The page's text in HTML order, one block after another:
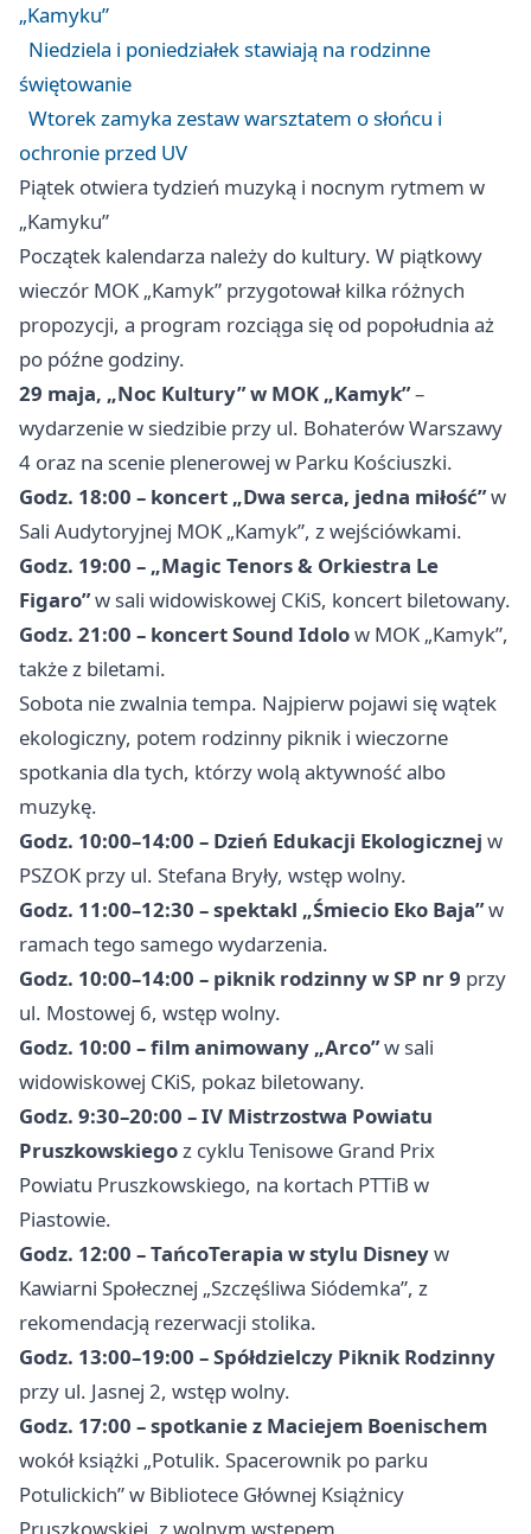
„Kamyku”
Niedziela i poniedziałek stawiają na rodzinne
świętowanie
Wtorek zamyka zestaw warsztatem o słońcu i
ochronie przed UV
Piątek otwiera tydzień muzyką i nocnym rytmem w
„Kamyku”
Początek kalendarza należy do kultury. W piątkowy
wieczór MOK „Kamyk” przygotował kilka różnych
propozycji, a program rozciąga się od popołudnia aż
po późne godziny.
29 maja, „Noc Kultury” w MOK „Kamyk”–
wydarzenie w siedzibie przy ul. BohaterówWarszawy
4 oraz na scenie plenerowej w Parku Kościuszki.
Godz. 18:00 – koncert „Dwa serca, jedna miłość”w
Sali Audytoryjnej MOK „Kamyk”, z wejściówkami.
Godz. 19:00 – „Magic Tenors & Orkiestra Le
Figaro”w sali widowiskowej CKiS, koncert biletowany.
Godz. 21:00 – koncert Sound Idolow MOK „Kamyk”,
także z biletami.
Sobota nie zwalnia tempa. Najpierw pojawi się wątek
ekologiczny, potem rodzinny piknik i wieczorne
spotkania dla tych, którzy wolą aktywność albo
muzykę.
Godz. 10:00–14:00 – Dzień Edukacji Ekologicznej w
PSZOK przy ul. Stefana Bryły, wstęp wolny.
Godz. 11:00–12:30 – spektakl „Śmiecio Eko Baja”w
ramach tego samego wydarzenia.
Godz. 10:00–14:00 – piknik rodzinny w SP nr 9 przy
ul. Mostowej 6, wstęp wolny.
Godz. 10:00 – film animowany „Arco”w sali
widowiskowej CKiS, pokaz biletowany.
Godz. 9:30–20:00 – IV Mistrzostwa Powiatu
Pruszkowskiegoz cyklu Tenisowe Grand Prix
Powiatu Pruszkowskiego, na kortach PTTiB w
Piastowie.
Godz. 12:00 – TańcoTerapia w stylu Disneyw
Kawiarni Społecznej „Szczęśliwa Siódemka”, z
rekomendacją rezerwacji stolika.
Godz. 13:00–19:00 – Spółdzielczy Piknik Rodzinny
przy ul. Jasnej 2, wstęp wolny.
Godz. 17:00 – spotkanie z Maciejem Boenischem
wokół książki „Potulik. Spacerownik po parku
Potulickich” w Bibliotece Głównej Książnicy